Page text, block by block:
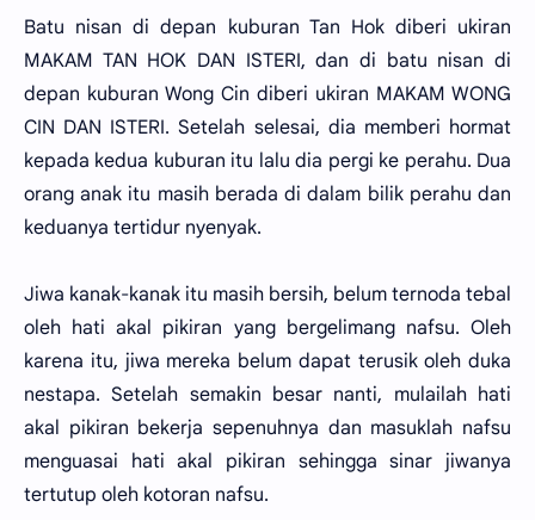
Batu nisan di depan kuburan Tan Hok diberi ukiran
MAKAM TAN HOK DAN ISTERI, dan di batu nisan di
depan kuburan Wong Cin diberi ukiran MAKAM WONG
CIN DAN ISTERI. Setelah selesai, dia memberi hormat
kepada kedua kuburan itu lalu dia pergi ke perahu. Dua
orang anak itu masih berada di dalam bilik perahu dan
keduanya tertidur nyenyak.
Jiwa kanak-kanak itu masih bersih, belum ternoda tebal
oleh hati akal pikiran yang bergelimang nafsu. Oleh
karena itu, jiwa mereka belum dapat terusik oleh duka
nestapa. Setelah semakin besar nanti, mulailah hati
akal pikiran bekerja sepenuhnya dan masuklah nafsu
menguasai hati akal pikiran sehingga sinar jiwanya
tertutup oleh kotoran nafsu.